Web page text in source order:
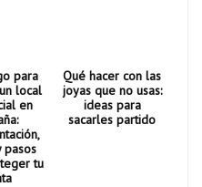
para
local
en
pasos
tu
Qué hacer con las
joyas que no usas:
ideas para
sacarles partido